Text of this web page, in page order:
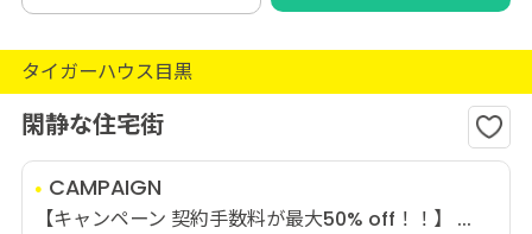
タイガーハウス目黒
閑静な住宅街
CAMPAIGN
【キャンペーン 契約手数料が最大50% off！！】 ...